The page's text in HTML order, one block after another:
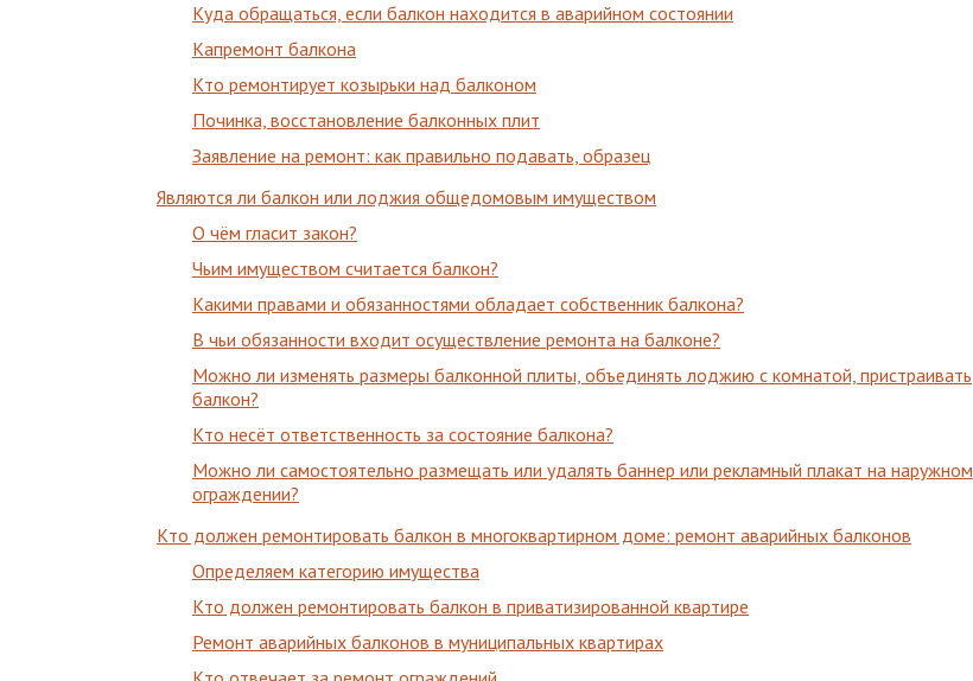
Куда обращаться, если балкон находится в аварийном состоянии
Капремонт балкона
Кто ремонтирует козырьки над балконом
Починка, восстановление балконных плит
Заявление на ремонт: как правильно подавать, образец
Являются ли балкон или лоджия общедомовым имуществом
О чём гласит закон?
Чьим имуществом считается балкон?
Какими правами и обязанностями обладает собственник балкона?
В чьи обязанности входит осуществление ремонта на балконе?
Можно ли изменять размеры балконной плиты, объединять лоджию с комнатой, пристраивать
балкон?
Кто несёт ответственность за состояние балкона?
Можно ли самостоятельно размещать или удалять баннер или рекламный плакат на наружном
ограждении?
Кто должен ремонтировать балкон в многоквартирном доме: ремонт аварийных балконов
Определяем категорию имущества
Кто должен ремонтировать балкон в приватизированной квартире
Ремонт аварийных балконов в муниципальных квартирах